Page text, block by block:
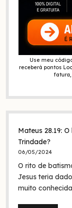
Use meu
receberá pontos
Mateus 28.19:
Trindade?
06/05/2024
O rito de
Jesus teria
muito